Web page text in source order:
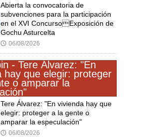
Abierta la convocatoria de
subvenciones para la participación
en el XVI ConcursoExposición de
Gochu Asturcelta
🕔 06/08/2026
Tere Álvarez: "En vivienda hay que
elegir: proteger a la gente o
amparar la especulación"
🕔 06/08/2026